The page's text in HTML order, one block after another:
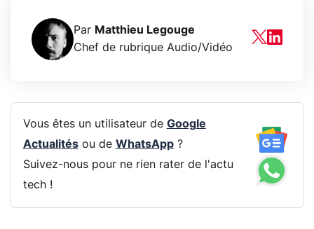
Par Matthieu Legouge
Chef de rubrique Audio/Vidéo
Vous êtes un utilisateur de Google
Actualitésou de WhatsApp?
Suivez-nous pour ne rien rater de l'actu
tech !